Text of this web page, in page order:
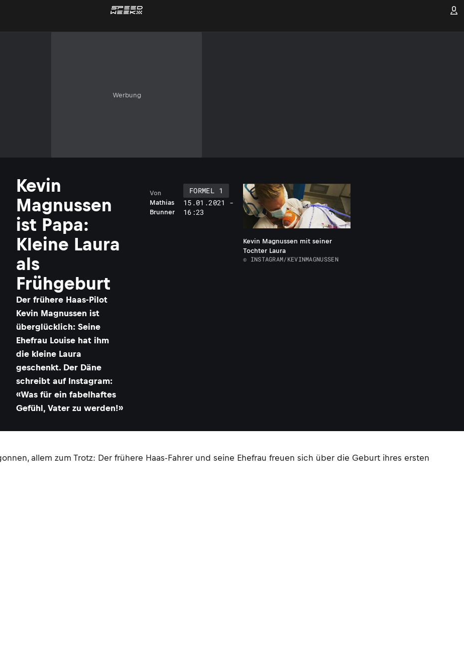
Werbung
Kevin
Magnussen
ist Papa:
Kleine Laura
als
Frühgeburt
​Der frühere Haas-Pilot
Kevin Magnussen ist
überglücklich: Seine
Ehefrau Louise hat ihm
die kleine Laura
geschenkt. Der Däne
schreibt auf Instagram:
«Was für ein fabelhaftes
Gefühl, Vater zu werden!»
Mathias
Brunner
Von
FORMEL 1
15.01.2021 -
16:23
Kevin Magnussen mit seiner
Tochter Laura
© INSTAGRAM/KEVINMAGNUSSEN
allem zum Trotz: Der frühere Haas-Fahrer und seine Ehefrau freuen sich über die Geburt ihres ersten